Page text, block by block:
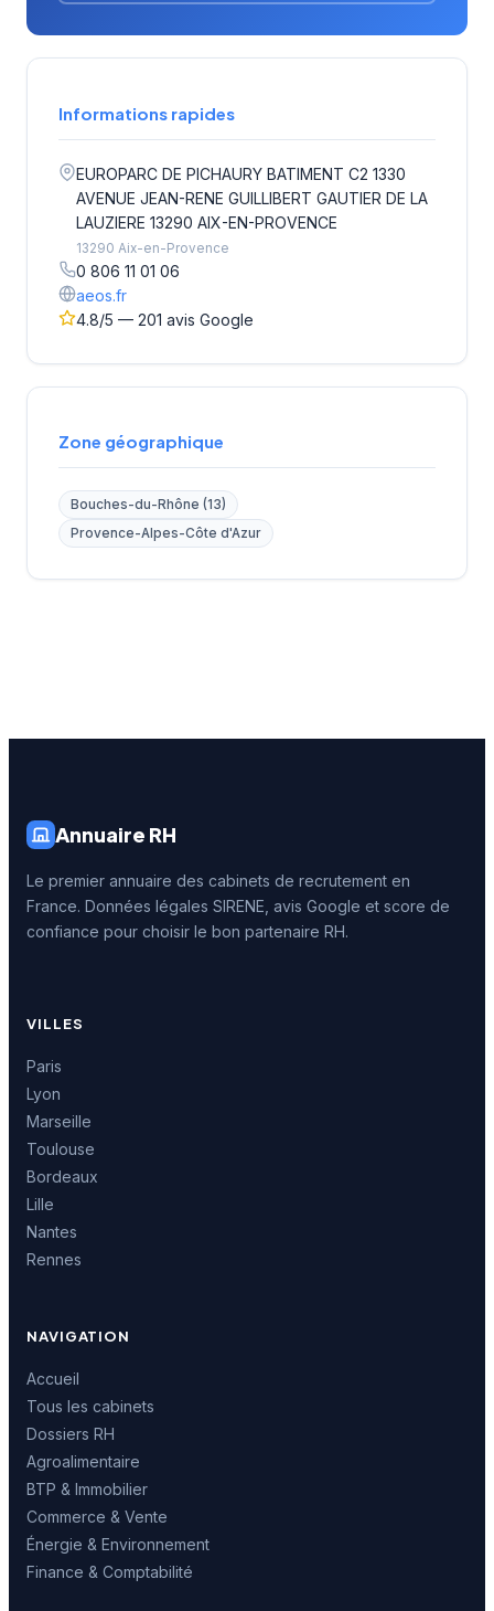
Informations rapides
EUROPARC DE PICHAURY BATIMENT C2 1330
AVENUE JEAN-RENE GUILLIBERT GAUTIER DE LA
LAUZIERE 13290 AIX-EN-PROVENCE
13290 Aix-en-Provence
0 806 11 01 06
aeos.fr
4.8/5 — 201 avis Google
Zone géographique
Bouches-du-Rhône (13)
Provence-Alpes-Côte d'Azur
Annuaire RH
Le premier annuaire des cabinets de recrutement en
France. Données légales SIRENE, avis Google et score de
confiance pour choisir le bon partenaire RH.
VILLES
Paris
Lyon
Marseille
Toulouse
Bordeaux
Lille
Nantes
Rennes
NAVIGATION
Accueil
Tous les cabinets
Dossiers RH
Agroalimentaire
BTP & Immobilier
Commerce & Vente
Énergie & Environnement
Finance & Comptabilité